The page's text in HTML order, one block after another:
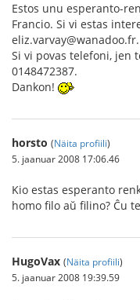
Estos unu esperanto-
Francio. Si vi estas
eliz.varvay@wanadoo.fr.
Si vi povas telefoni, jen
0148472387.
Dankon!
horsto (Näita profiili)
5. jaanuar 2008 17:06.46
Kio estas esperanto
homo filo aŭ filino? Ĉu
HugoVax (Näita profiili)
5. jaanuar 2008 19:39.59